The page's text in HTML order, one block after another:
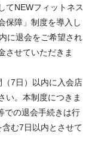
てNEWフィットネス
保障」制度を導入し
に退会をご希望され
させていただきま
7日）以内に入会店
い。本制度につきま
での退会手続きは行
む7日以内とさせて